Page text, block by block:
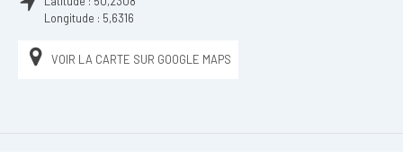
Longitude : 5,6316
VOIR LA CARTE SUR GOOGLE MAPS